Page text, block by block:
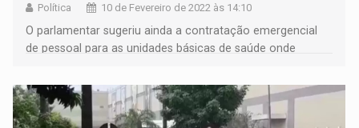
Política 10 de Fevereiro de 2022 às 14:10
O parlamentar sugeriu ainda a contratação emergencial
de pessoal para as unidades básicas de saúde onde